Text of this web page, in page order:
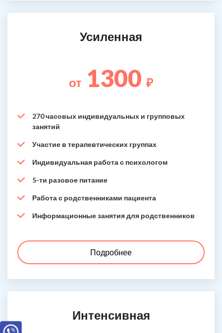
Усиленная
от 1300 ₽
270 часовых индивидуальных и групповых
занятий
Участие в терапевтических группах
Индивидуальная работа с психологом
5-ти разовое питание
Работа с родственниками пациента
Информационные занятия для родственников
Подробнее
Интенсивная